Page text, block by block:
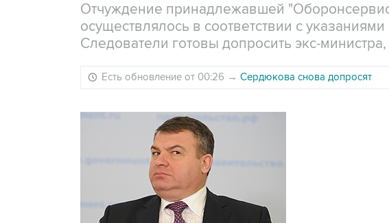
Отчуждение принадлежавшей
осуществлялось в соответствии с
Следователи готовы допросить экс-
Есть обновление от 00:26 → Сердюкова снова допросят